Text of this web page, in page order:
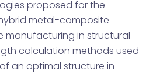
proposed for the
metal-composite
manufacturing in structural
calculation methods used
an optimal structure in